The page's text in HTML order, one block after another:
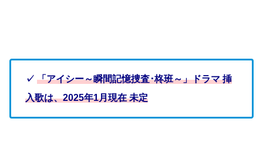
✓ 「アイシー～瞬間記憶捜査･柊班～」ドラマ 挿
入歌は、2025年1月現在 未定